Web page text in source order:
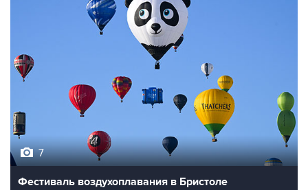
7
Фестиваль воздухоплавания в Бристоле